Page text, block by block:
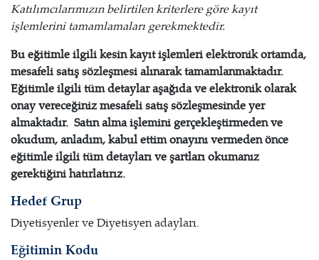
Katılımcılarımızın belirtilen kriterlere göre kayıt
işlemlerini tamamlamaları gerekmektedir.
Bu eğitimle ilgili kesin kayıt işlemleri elektronik ortamda,
mesafeli satış sözleşmesi alınarak tamamlanmaktadır.
Eğitimle ilgili tüm detaylar aşağıda ve elektronik olarak
onay vereceğiniz mesafeli satış sözleşmesinde yer
almaktadır. Satın alma işlemini gerçekleştirmeden ve
okudum, anladım, kabul ettim onayını vermeden önce
eğitimle ilgili tüm detayları ve şartları okumanız
gerektiğini hatırlatırız.
Hedef Grup
Diyetisyenler ve Diyetisyen adayları.
Eğitimin Kodu